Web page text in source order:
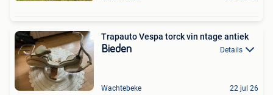
Trapauto Vespa torck vin ntage antiek
Bieden Details
Wachtebeke 22 jul 26